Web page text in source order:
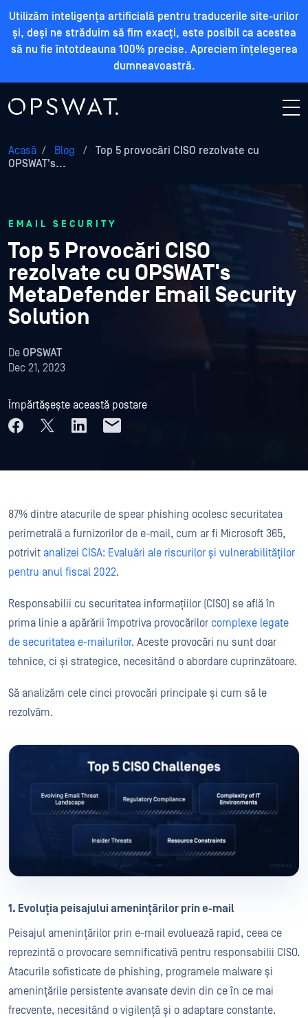
Utilizăm inteligența artificială pentru traducerile site-urilor
și, deși ne străduim să fim exacți, este posibil ca acestea
să nu fie întotdeauna 100% precise. Apreciem înțelegerea
dumneavoastră.
Acasă / Blog /
Top 5 provocări CISO rezolvate cu
OPSWAT's...
EMAIL SECURITY
Top 5 Provocări CISO
rezolvate cu OPSWAT's
MetaDefender Email Security
Solution
De OPSWAT
Dec 21, 2023
Împărtășește această postare
87% dintre atacurile de spear phishing ocolesc securitatea
perimetrală a furnizorilor de e-mail, cum ar fi Microsoft 365,
potrivit analizei CISA: Evaluări ale riscurilor și vulnerabilităților
pentru anul fiscal 2022.
Responsabilii cu securitatea informațiilor (CISO) se află în
prima linie a apărării împotriva provocărilor complexe legate
de securitatea e-mailurilor. Aceste provocări nu sunt doar
tehnice, ci și strategice, necesitând o abordare cuprinzătoare.
Să analizăm cele cinci provocări principale și cum să le
rezolvăm.
1. Evoluția peisajului amenințărilor prin e-mail
Peisajul amenințărilor prin e-mail evoluează rapid, ceea ce
reprezintă o provocare semnificativă pentru responsabilii CISO.
Atacurile sofisticate de phishing, programele malware și
amenințările persistente avansate devin din ce în ce mai
frecvente, necesitând o vigilență și o adaptare constante.